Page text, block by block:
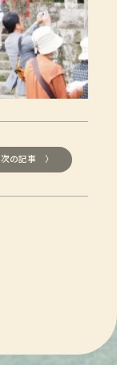
次の記事 〉